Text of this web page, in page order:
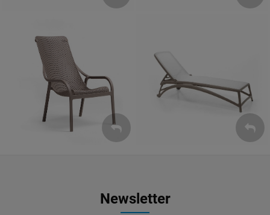
ZOBACZ ZOBACZ
Newsletter